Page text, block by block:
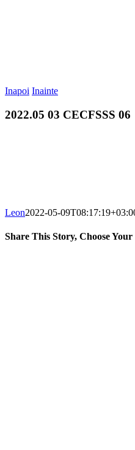
Inapoi Inainte
2022.05 03 CECFSSS 06
Leon2022-05-
Share This Story, Choose